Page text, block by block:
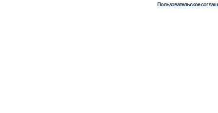
Пользовательское